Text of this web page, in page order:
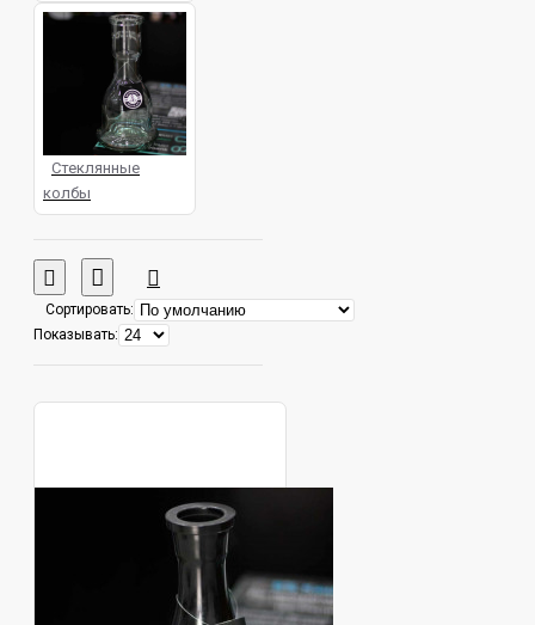
Стеклянные
колбы
Сортировать:
Показывать: